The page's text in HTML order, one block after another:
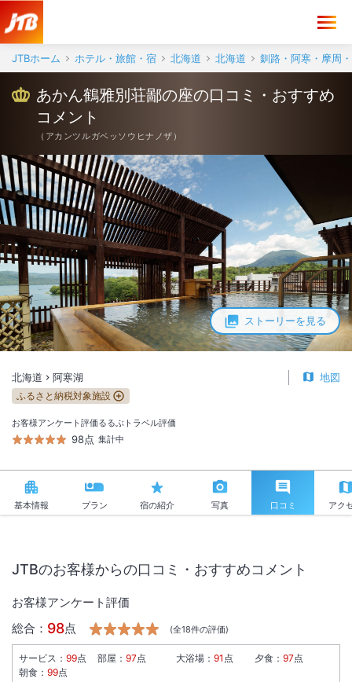
JTBホーム ホテル・旅館・宿 北海道 北海道 釧路・阿寒・摩周
ストーリーを見る
あかん鶴雅別荘鄙の座の口コミ・おすすめ
コメント
（ アカンツルガベッソウヒナノザ ）
北海道 阿寒湖 地図
ふるさと納税対象施設
お客様アンケート評価
98点
るるぶトラベル評価
集計中
基本情報 プラン 宿の紹介 写真 口コミ アク
JTBのお客様からの口コミ・おすすめコメント
お客様アンケート評価
総合： 98点 (全18件の評価)
サービス ： 99点 部屋 ： 97点 大浴場 ： 91 点 夕食 ： 97点
朝食 ： 99点